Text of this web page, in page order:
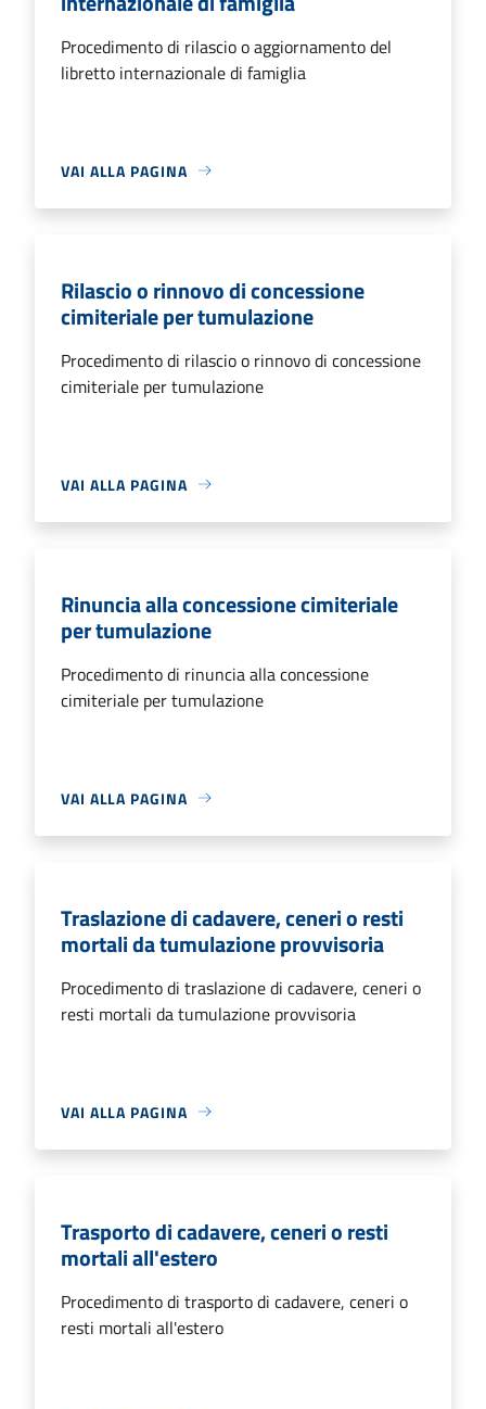
Procedimento di rilascio o aggiornamento del
libretto internazionale di famiglia
VAI ALLA PAGINA
Rilascio o rinnovo di concessione
cimiteriale per tumulazione
Procedimento di rilascio o rinnovo di concessione
cimiteriale per tumulazione
VAI ALLA PAGINA
Rinuncia alla concessione cimiteriale
per tumulazione
Procedimento di rinuncia alla concessione
cimiteriale per tumulazione
VAI ALLA PAGINA
Traslazione di cadavere, ceneri o resti
mortali da tumulazione provvisoria
Procedimento di traslazione di cadavere, ceneri o
resti mortali da tumulazione provvisoria
VAI ALLA PAGINA
Trasporto di cadavere, ceneri o resti
mortali all'estero
Procedimento di trasporto di cadavere, ceneri o
resti mortali all'estero